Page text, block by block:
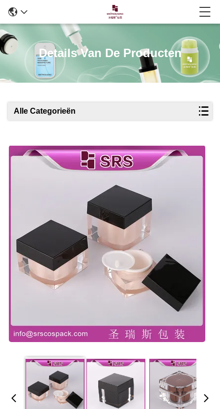
Details Van De Producten
Alle Categorieën